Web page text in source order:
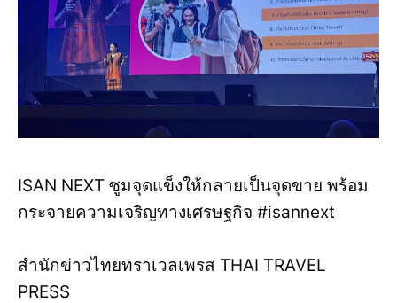
ISAN NEXT ซูมจุดแข็งให้กลายเป็นจุดขาย พร้อม
กระจายความเจริญทางเศรษฐกิจ #isannext
สำนักข่าวไทยทราเวลเพรส THAI TRAVEL
PRESS